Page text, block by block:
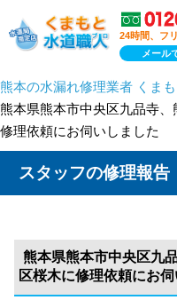
24時間、フ
メール
熊本の水漏れ修理業者 くま
熊本県熊本市中央区九品寺
修理依頼にお伺いしました
スタッフの修理報告
熊本県熊本市中央区九
区桜木に修理依頼にお